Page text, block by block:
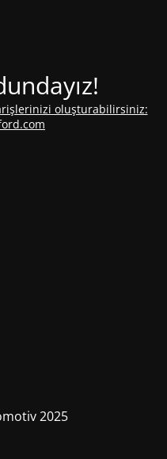
oluşturabilirsiniz:
2025